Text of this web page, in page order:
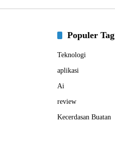
Populer Tag
Teknologi
aplikasi
Ai
review
Kecerdasan Buatan